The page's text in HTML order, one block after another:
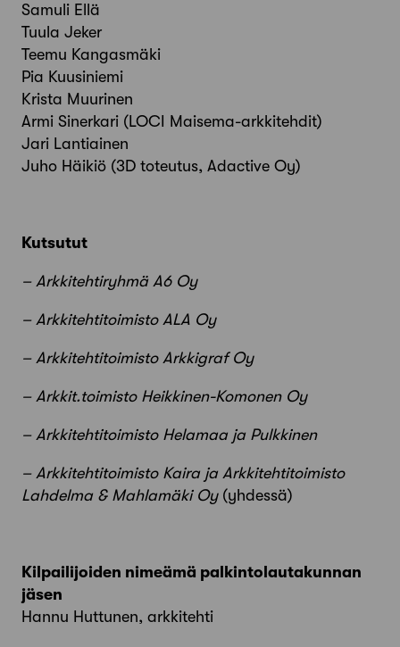
Samuli Ellä
Tuula Jeker
Teemu Kangasmäki
Pia Kuusiniemi
Krista Muurinen
Armi Sinerkari (LOCI Maisema-arkkitehdit)
Jari Lantiainen
Juho Häikiö (3D toteutus, Adactive Oy)
Kutsutut
– Arkkitehtiryhmä A6 Oy
– Arkkitehtitoimisto ALA Oy
– Arkkitehtitoimisto Arkkigraf Oy
– Arkkit.toimisto Heikkinen-Komonen Oy
– Arkkitehtitoimisto Helamaa ja Pulkkinen
– Arkkitehtitoimisto Kaira ja Arkkitehtitoimisto
Lahdelma & Mahlamäki Oy(yhdessä)
Kilpailijoiden nimeämä palkintolautakunnan
jäsen
Hannu Huttunen, arkkitehti